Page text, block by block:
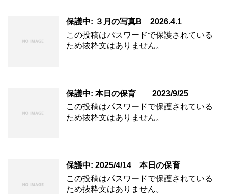
保護中: ３月の写真B 2026.4.1
この投稿はパスワードで保護されている
ため抜粋文はありません。
保護中: 本日の保育 2023/9/25
この投稿はパスワードで保護されている
ため抜粋文はありません。
保護中: 2025/4/14 本日の保育
この投稿はパスワードで保護されている
ため抜粋文はありません。